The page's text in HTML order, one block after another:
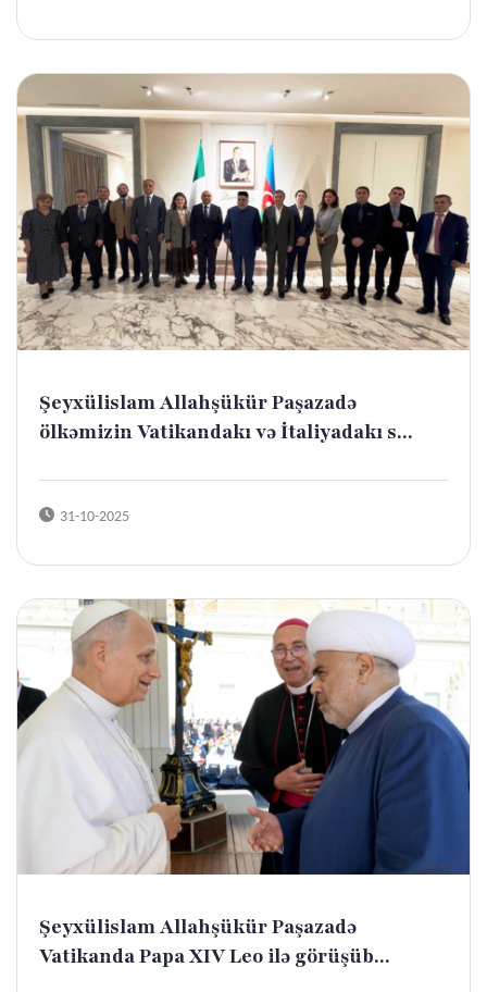
Şeyxülislam Allahşükür Paşazadə
ölkəmizin Vatikandakı və İtaliyadakı s...
31-10-2025
Şeyxülislam Allahşükür Paşazadə
Vatikanda Papa XIV Leo ilə görüşüb...